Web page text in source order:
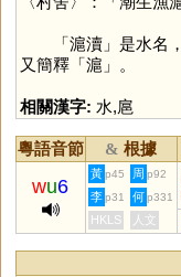
「滬瀆」是水名，
又簡釋「 滬 」。
相關漢字: 水,扈
粵語音節 & 根據
wu6
黃 p45 周 p92
李 p31 何 p331
HKLS 人文